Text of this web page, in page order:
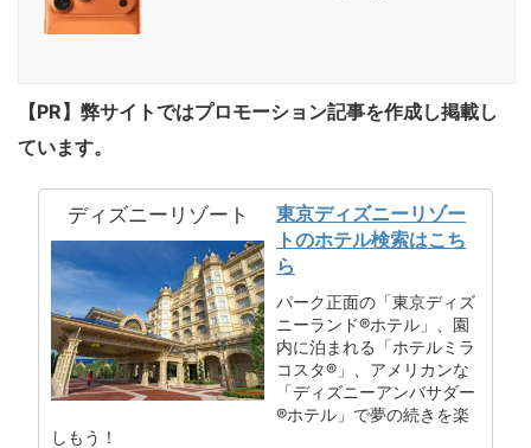
【PR】弊サイトではプロモーション記事を作成し掲載し
ています。
ディズニーリゾート
東京ディズニーリゾー
トのホテル検索はこち
ら
パーク正面の「東京ディズ
ニーランド®ホテル」、園
内に泊まれる「ホテルミラ
コスタ®」、アメリカンな
「ディズニーアンバサダー
®ホテル」で夢の続きを楽
しもう！